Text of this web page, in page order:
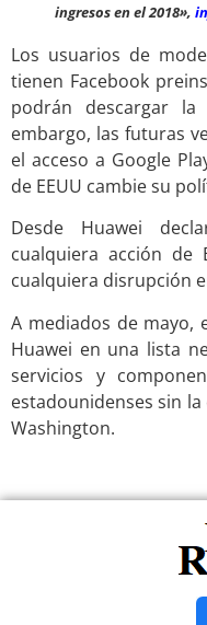
ingresos en el 2018»,
Los usuarios de
tienen Facebook
podrán descargar
embargo, las futuras
el acceso a Google
de EEUU cambie su
Desde Huawei
cualquiera acción de
cualquiera disrupción
A mediados de mayo,
Huawei en una lista
servicios y
estadounidenses sin
Washington.